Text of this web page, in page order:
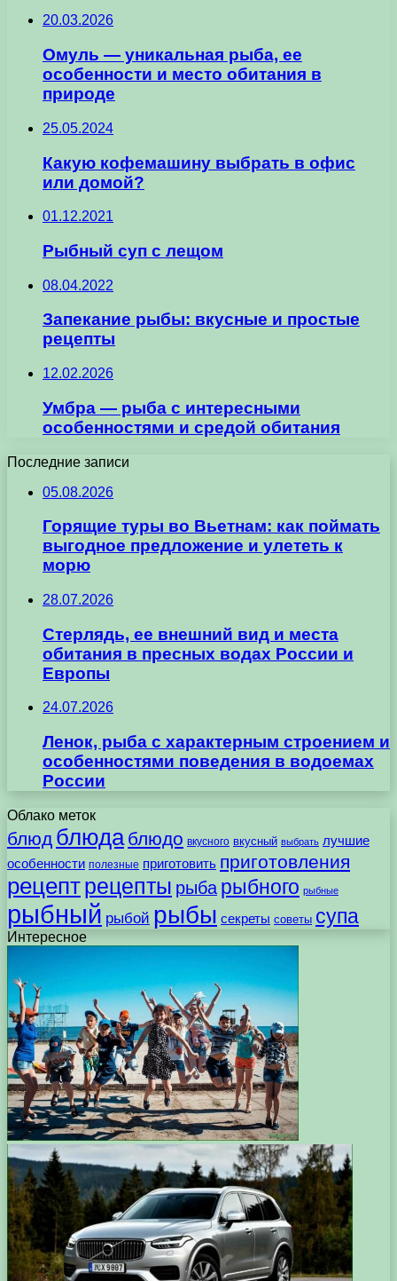
20.03.2026
Омуль — уникальная рыба, ее
особенности и место обитания в
природе
25.05.2024
Какую кофемашину выбрать в офис
или домой?
01.12.2021
Рыбный суп с лещом
08.04.2022
Запекание рыбы: вкусные и простые
рецепты
12.02.2026
Умбра — рыба с интересными
особенностями и средой обитания
Последние записи
05.08.2026
Горящие туры во Вьетнам: как поймать
выгодное предложение и улететь к
морю
28.07.2026
Стерлядь, ее внешний вид и места
обитания в пресных водах России и
Европы
24.07.2026
Ленок, рыба с характерным строением и
особенностями поведения в водоемах
России
Облако меток
блюд блюда блюдо вкусного вкусный выбрать лучшие
особенности полезные приготовить приготовления
рецептрецепты рыба рыбного рыбные
рыбный рыбой рыбы секреты советы супа
Интересное